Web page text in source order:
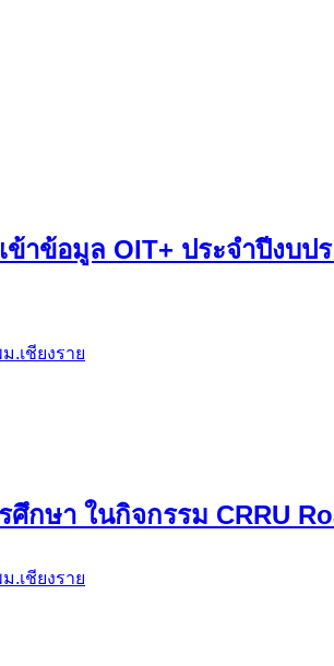
าข้อมูล OIT+ ประจำปีงบ
.เชียงราย
กษา ในกิจกรรม CRRU
.เชียงราย